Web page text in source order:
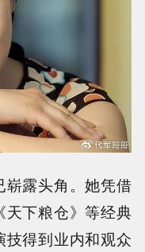
露头角。她凭借
天下粮仓》等经典
得到业内和观众